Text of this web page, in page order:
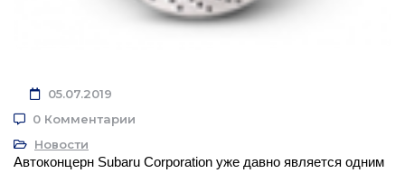
05.07.2019
0 Комментарии
Новости
Автоконцерн Subaru Corporation уже давно является одним